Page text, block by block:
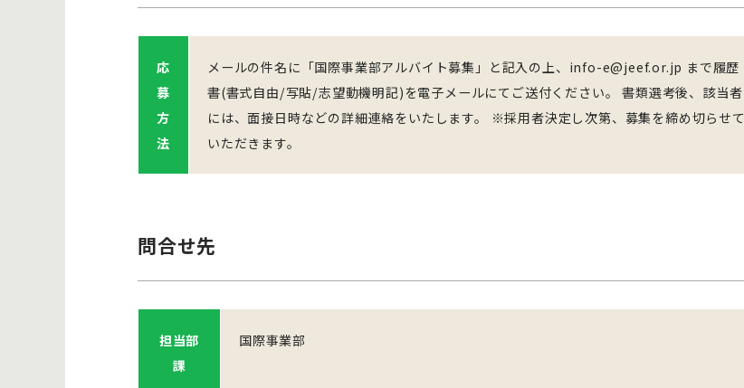
応
募
方
法
メールの件名に「国際事業部アルバイト募集」と記入の上、info-e@jeef.or.jp まで履歴
書(書式自由/写貼/志望動機明記)を電子メールにてご送付ください。 書類選考後、該当者
には、面接日時などの詳細連絡をいたします。 ※採用者決定し次第、募集を締め切らせて
いただきます。
問合せ先
担当部
課
国際事業部